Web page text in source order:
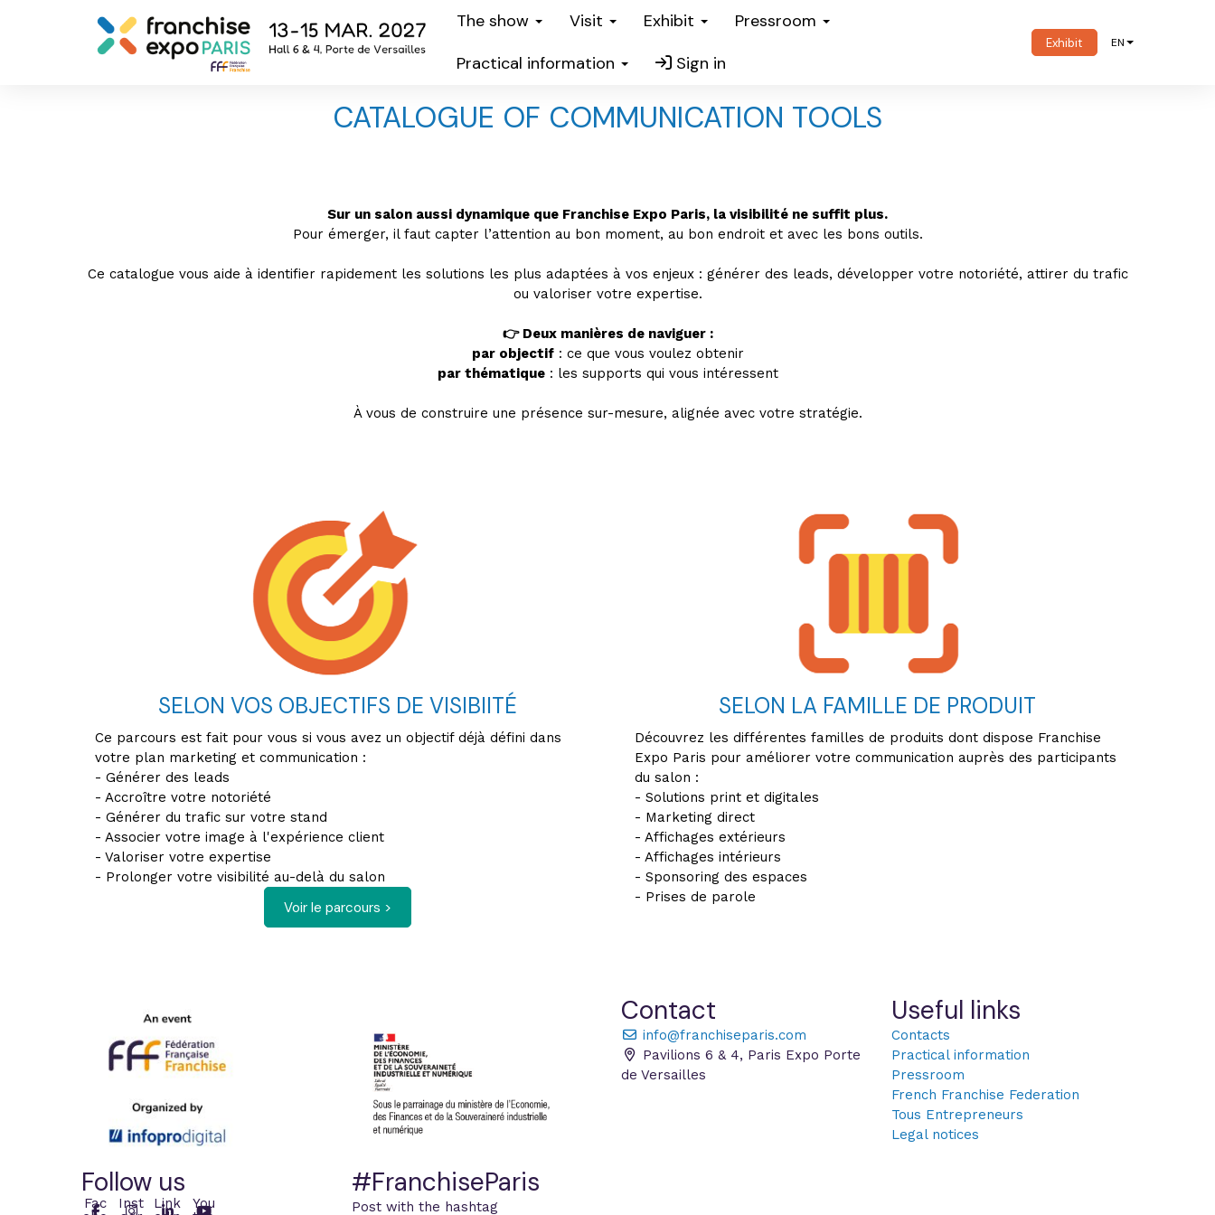
The show Visit Exhibit
Pressroom
Practical information
Sign in
Exhibit EN
CATALOGUE OF COMMUNICATION TOOLS
Sur un salon aussi dynamique que Franchise Expo Paris, la visibilité ne suffit plus.
Pour émerger, il faut capter l’attention au bon moment, au bon endroit et avec les bons outils.
Ce catalogue vous aide à identifier rapidement les solutions les plus adaptées à vos enjeux : générer des leads, développer votre notoriété, attirer du trafic
ou valoriser votre expertise.
👉 Deux manières de naviguer :
par objectif: ce que vous voulez obtenir
par thématique: les supports qui vous intéressent
À vous de construire une présence sur-mesure, alignée avec votre stratégie.
SELON VOS OBJECTIFS DE VISIBIITÉ
Ce parcours est fait pour vous si vous avez un objectif déjà défini dans
votre plan marketing et communication :
- Générer des leads
- Accroître votre notoriété
- Générer du trafic sur votre stand
- Associer votre image à l'expérience client
- Valoriser votre expertise
- Prolonger votre visibilité au-delà du salon
Voir le parcours >
SELON LA FAMILLE DE PRODUIT
Découvrez les différentes familles de produits dont dispose Franchise
Expo Paris pour améliorer votre communication auprès des participants
du salon :
- Solutions print et digitales
- Marketing direct
- Affichages extérieurs
- Affichages intérieurs
- Sponsoring des espaces
- Prises de parole
Contact
info@franchiseparis.com
Pavilions 6 & 4, Paris Expo Porte
de Versailles
Useful links
Contacts
Practical information
Pressroom
French Franchise Federation
Tous Entrepreneurs
Legal notices
Follow us
Fac
Inst
Link
You
#FranchiseParis
Post with the hashtag